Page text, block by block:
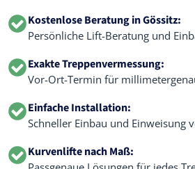
Kostenlose Beratung in Gössitz:
Persönliche Lift-Beratung und
Exakte Treppenvermessung:
Vor-Ort-Termin für
Einfache Installation:
Schneller Einbau und Einweisung
Kurvenlifte nach Maß: